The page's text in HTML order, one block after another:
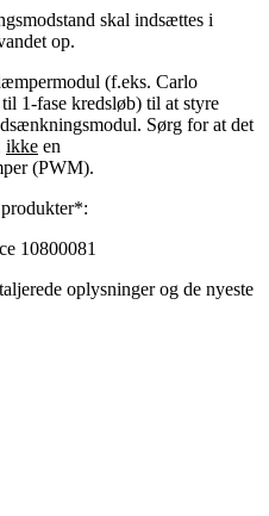
skal indsættes i
op.
(f.eks. Carlo
1-fase kredsløb) til at styre
Sørg for at det
ikke en
(PWM).
10800081
oplysninger og de nyeste